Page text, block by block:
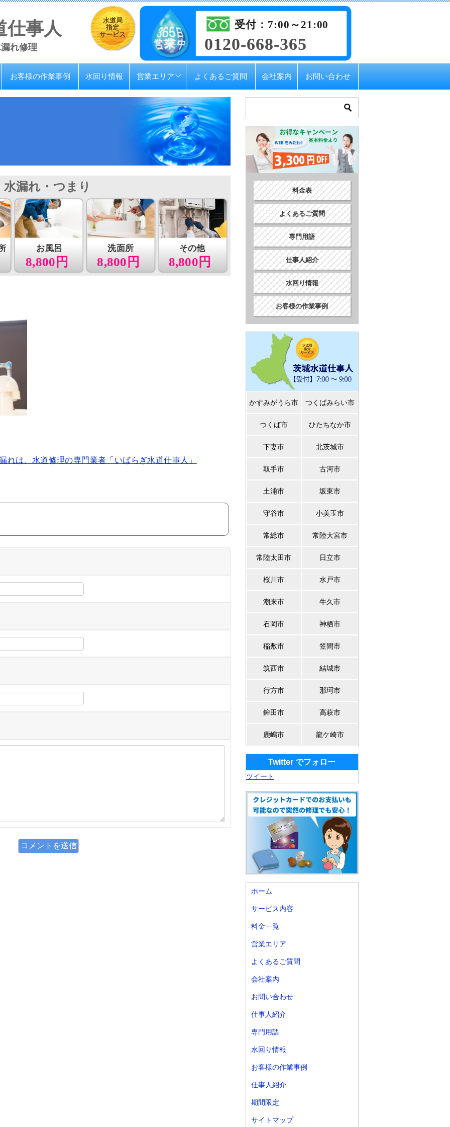
仕事人
れ修理
水道局
指定
サービス 0120-668-365
受付：7:00～21:00
お客様の作業事例 水回り情報 営業エリア よくあるご質問 会社案内 お問い合わせ
お風呂
8,800円
洗面所
8,800円
その他
8,800円
水漏れ・つまり
れは、水道修理の専門業者「いばらぎ水道仕事人」
料金表
よくあるご質問
専門用語
仕事人紹介
水回り情報
お客様の作業事例
かすみがうら市 つくばみらい市
つくば市 ひたちなか市
下妻市 北茨城市
取手市 古河市
土浦市 坂東市
守谷市 小美玉市
常総市 常陸大宮市
常陸太田市 日立市
桜川市 水戸市
潮来市 牛久市
石岡市 神栖市
稲敷市 笠間市
筑西市 結城市
行方市 那珂市
鉾田市 高萩市
鹿嶋市 龍ケ崎市
Twitter でフォロー
ツイート
ホーム
サービス内容
料金一覧
営業エリア
よくあるご質問
会社案内
お問い合わせ
仕事人紹介
専門用語
水回り情報
お客様の作業事例
仕事人紹介
期間限定
サイトマップ